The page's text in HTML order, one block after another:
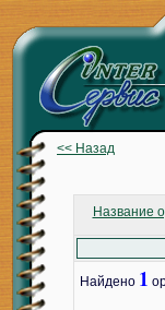
<< Назад
Название
Найдено 1